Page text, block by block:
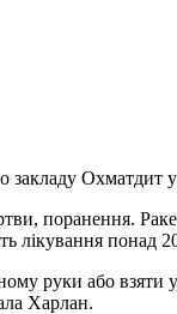
закладу Охматдит
поранення.
понад 20
руки або взяти
Харлан.